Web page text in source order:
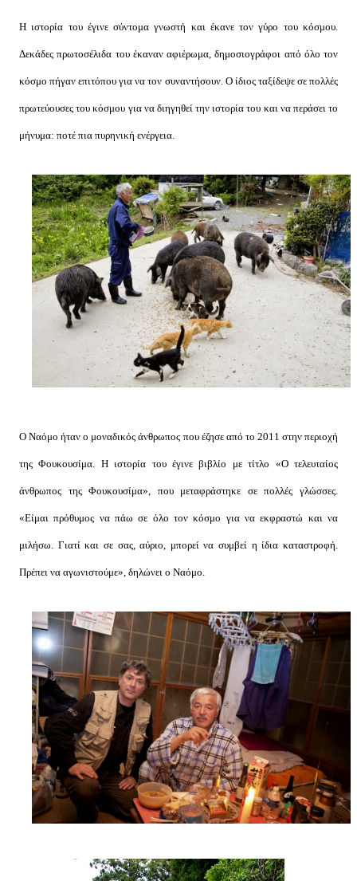
Η ιστορία του έγινε σύντομα γνωστή και έκανε τον γύρο του κόσμου.
Δεκάδες πρωτοσέλιδα του έκαναν αφιέρωμα, δημοσιογράφοι από όλο τον
κόσμο πήγαν επιτόπου για να τον συναντήσουν. Ο ίδιος ταξίδεψε σε πολλές
πρωτεύουσες του κόσμου για να διηγηθεί την ιστορία του και να περάσει το
μήνυμα: ποτέ πια πυρηνική ενέργεια.
Ο Ναόμο ήταν ο μοναδικός άνθρωπος που έζησε από το 2011 στην περιοχή
της Φουκουσίμα. Η ιστορία του έγινε βιβλίο με τίτλο «Ο τελευταίος
άνθρωπος της Φουκουσίμα», που μεταφράστηκε σε πολλές γλώσσες.
«Είμαι πρόθυμος να πάω σε όλο τον κόσμο για να εκφραστώ και να
μιλήσω. Γιατί και σε σας, αύριο, μπορεί να συμβεί η ίδια καταστροφή.
Πρέπει να αγωνιστούμε», δηλώνει ο Ναόμο.